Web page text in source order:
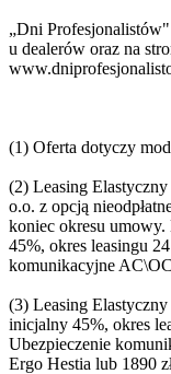
„Dni Profesjonalistów"
u dealerów oraz na
(1) Oferta dotyczy
(2) Leasing
o.o. z opcją
koniec okresu
45%, okres leasingu
komunikacyjne
(3) Leasing
inicjalny 45%, okres
Ubezpieczenie
Ergo Hestia lub 1890